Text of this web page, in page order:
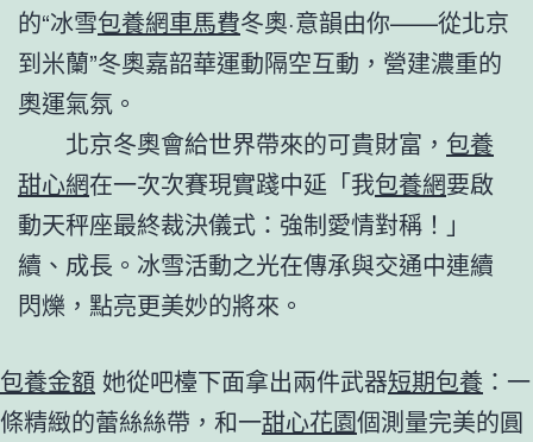
的“冰雪包養網車馬費冬奧·意韻由你——從北京
到米蘭”冬奧嘉韶華運動隔空互動，營建濃重的
奧運氣氛。
北京冬奧會給世界帶來的可貴財富， 包養
甜心網在一次次賽現實踐中延「我包養網要啟
動天秤座最終裁決儀式：強制愛情對稱！」
續、成長。冰雪活動之光在傳承與交通中連續
閃爍，點亮更美妙的將來。
包養金額 她從吧檯下面拿出兩件武器短期包養 ：一
條精緻的蕾絲絲帶，和一甜心花園個測量完美的圓